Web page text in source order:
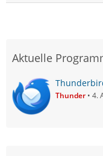
Aktuelle
Thunder 4.